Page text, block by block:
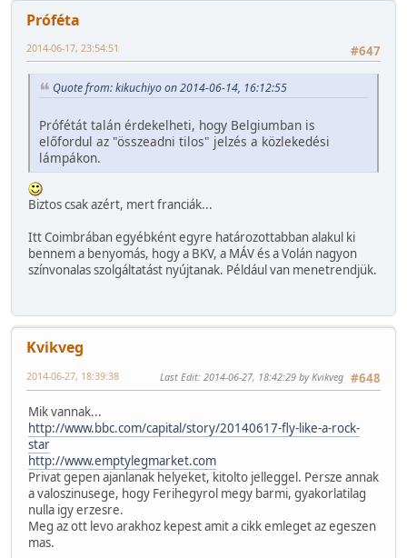
Próféta
#647
2014-06-17, 23:54:51
Quote from: kikuchiyo on 2014-06-14, 16:12:55
Prófétát talán érdekelheti, hogy Belgiumban is
előfordul az "összeadni tilos" jelzés a közlekedési
lámpákon.
Biztos csak azért, mert franciák...
Itt Coimbrában egyébként egyre határozottabban alakul ki
bennem a benyomás, hogy a BKV, a MÁV és a Volán nagyon
színvonalas szolgáltatást nyújtanak. Például van menetrendjük.
Kvikveg
#648
2014-06-27, 18:39:38 Last Edit: 2014-06-27, 18:42:29 by Kvikveg
Mik vannak...
http://www.bbc.com/capital/story/20140617-fly-like-a-rock-
star
http://www.emptylegmarket.com
Privat gepen ajanlanak helyeket, kitolto jelleggel. Persze annak
a valoszinusege, hogy Ferihegyrol megy barmi, gyakorlatilag
nulla igy erzesre.
Meg az ott levo arakhoz kepest amit a cikk emleget az egeszen
mas.